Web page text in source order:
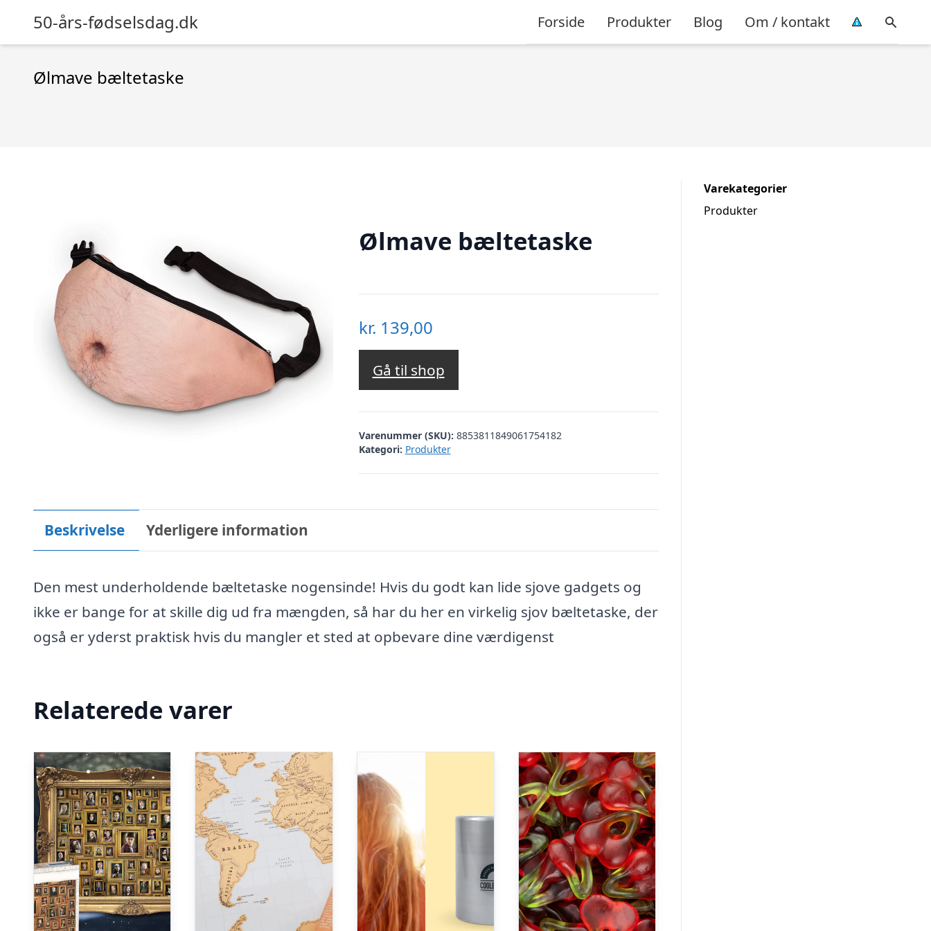
50-års-fødselsdag.dk Forside Produkter Blog Om / kontakt
Ølmave bæltetaske
Ølmave bæltetaske
kr. 139,00
Gå til shop
Varenummer (SKU): 8853811849061754182
Kategori: Produkter
Beskrivelse Yderligere information
Den mest underholdende bæltetaske nogensinde! Hvis du godt kan lide sjove gadgets og
ikke er bange for at skille dig ud fra mængden, så har du her en virkelig sjov bæltetaske, der
også er yderst praktisk hvis du mangler et sted at opbevare dine værdigenst
Relaterede varer
Varekategorier
Produkter